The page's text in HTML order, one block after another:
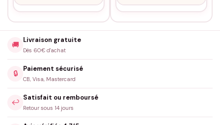
🚚
Livraison gratuite
Dès 60€ d'achat
🔒
Paiement sécurisé
CB, Visa, Mastercard
↩️
Satisfait ou remboursé
Retour sous 14 jours